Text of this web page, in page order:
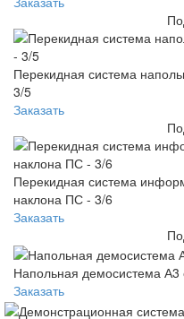
Перекидная система
3/5
Заказать
Перекидная система
наклона ПС - 3/6
Заказать
Напольная демосистема А3
Заказать